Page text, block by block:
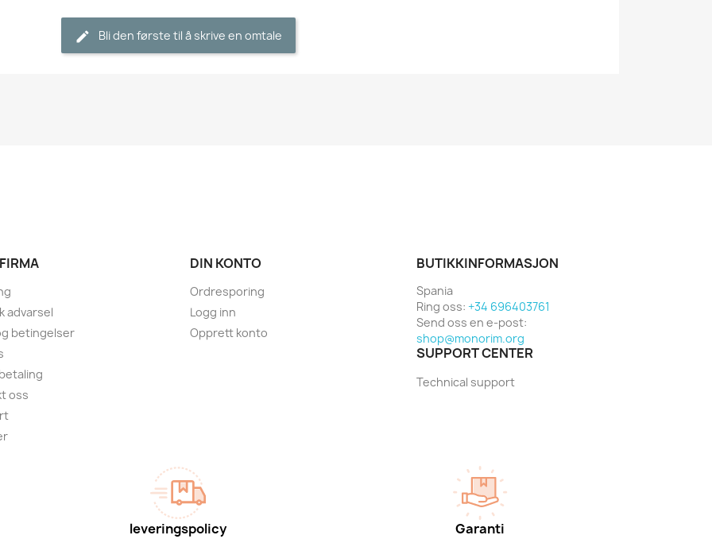
Bli den første til å skrive en omtale
advarsel
betingelser
oss
DIN KONTO
Ordresporing
Logg inn
Opprett konto
BUTIKKINFORMASJON
Spania
Ring oss: +34 696403761
Send oss en e-post:
shop@monorim.org
SUPPORT CENTER
Technical support
leveringspolicy Garanti